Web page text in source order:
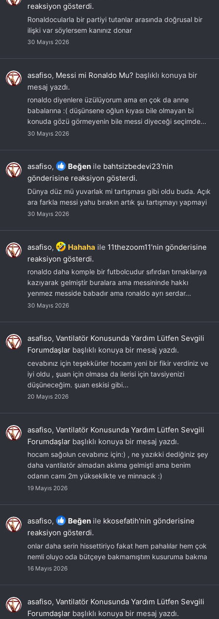
reaksiyon gösterdi.
Ronaldocularla bir partiyi tutanlar arasında doğrusal bir
ilişki var söylersem kanınız donar
30 Mayıs 2026
asafiso, Messi mi Ronaldo Mu? başlıklı konuya bir
mesaj yazdı.
ronaldo diyenlere üzülüyorum ama en çok da anne
babalarına :( düşünsene oğlun kıyası bile olmayan bi
konuda gözü görmeyenin bile messi diyeceği seçimde...
30 Mayıs 2026
asafiso, Beğen ile bahtsizbedevi23'nin
gönderisine reaksiyon gösterdi.
Dünya düz mü yuvarlak mi tartışması gibi oldu buda. Açık
ara farkla messi yahu bırakın artık şu tartışmayı yapmayi
30 Mayıs 2026
asafiso, Hahaha ile 11thezoom11'nin gönderisine
reaksiyon gösterdi.
ronaldo daha komple bir futbolcudur sıfırdan tırnaklarıya
kazıyarak gelmiştir buralara ama messininde hakkı
yenmez messide babadır ama ronaldo ayrı serdar...
30 Mayıs 2026
asafiso, Vantilatör Konusunda Yardım Lütfen Sevgili
Forumdaşlar başlıklı konuya bir mesaj yazdı.
cevabınız için teşekkürler hocam yeni bir fikir verdiniz ve
iyi oldu , şuan için olmasa da ilerisi için tavsiyenizi
düşüneceğim. şuan eskisi gibi...
20 Mayıs 2026
asafiso, Vantilatör Konusunda Yardım Lütfen Sevgili
Forumdaşlar başlıklı konuya bir mesaj yazdı.
hocam sağolun cevabınız için:) , ne yazıkki dediğiniz şey
daha vantilatör almadan aklıma gelmişti ama benim
odanın camı 2m yükseklikte ve minnacık :)
19 Mayıs 2026
asafiso, Beğen ile kkosefatih'nin gönderisine
reaksiyon gösterdi.
onlar daha serin hissettiriyo fakat hem pahalılar hem çok
nemli oluyo oda bütçeye bakmamıştım kusuruma bakma
16 Mayıs 2026
asafiso, Vantilatör Konusunda Yardım Lütfen Sevgili
Forumdaşlar başlıklı konuya bir mesaj yazdı.